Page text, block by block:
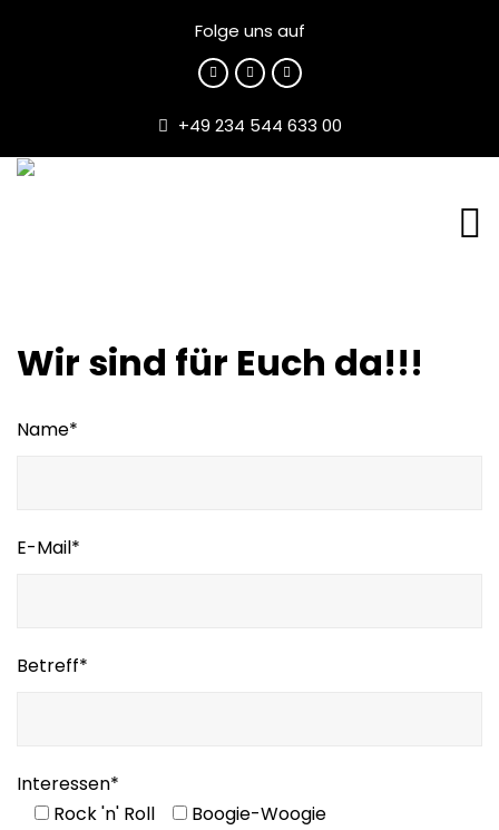
Folge uns auf
+49 234 544 633 00
Wir sind für Euch da!!!
Name*
E-Mail*
Betreff*
Interessen*
Rock 'n' Roll
Boogie-Woogie